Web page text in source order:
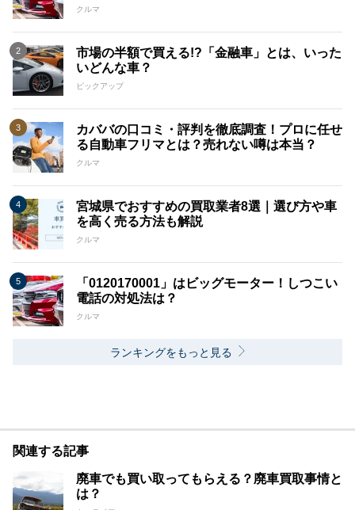
クルマ
市場の半額で買える!?「金融車」とは、いった
いどんな車？
ピックアップ
カババの口コミ・評判を徹底調査！プロに任せ
る自動車フリマとは？売れない噂は本当？
クルマ
宮城県でおすすめの買取業者8選｜選び方や車
を高く売る方法も解説
クルマ
「0120170001」はビッグモーター！しつこい
電話の対処法は？
クルマ
ランキングをもっと見る
関連する記事
廃車でも買い取ってもらえる？廃車買取事情と
は？